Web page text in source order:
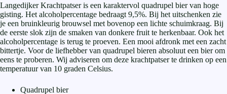
Langedijker Krachtpatser is een karaktervol quadrupel bier van hoge
gisting. Het alcoholpercentage bedraagt 9,5%. Bij het uitschenken zie
je een bruinkleurig brouwsel met bovenop een lichte schuimkraag. Bij
de eerste slok zijn de smaken van donkere fruit te herkenbaar. Ook het
alcoholpercentage is terug te proeven. Een mooi afdronk met een zacht
bittertje. Voor de liefhebber van quadrupel bieren absoluut een bier om
eens te proberen. Wij adviseren om deze krachtpatser te drinken op een
temperatuur van 10 graden Celsius.
Quadrupel bier